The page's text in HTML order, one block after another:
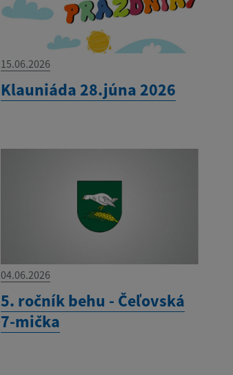
15.06.2026
Klauniáda 28.júna 2026
04.06.2026
5. ročník behu - Čeľovská
7-mička